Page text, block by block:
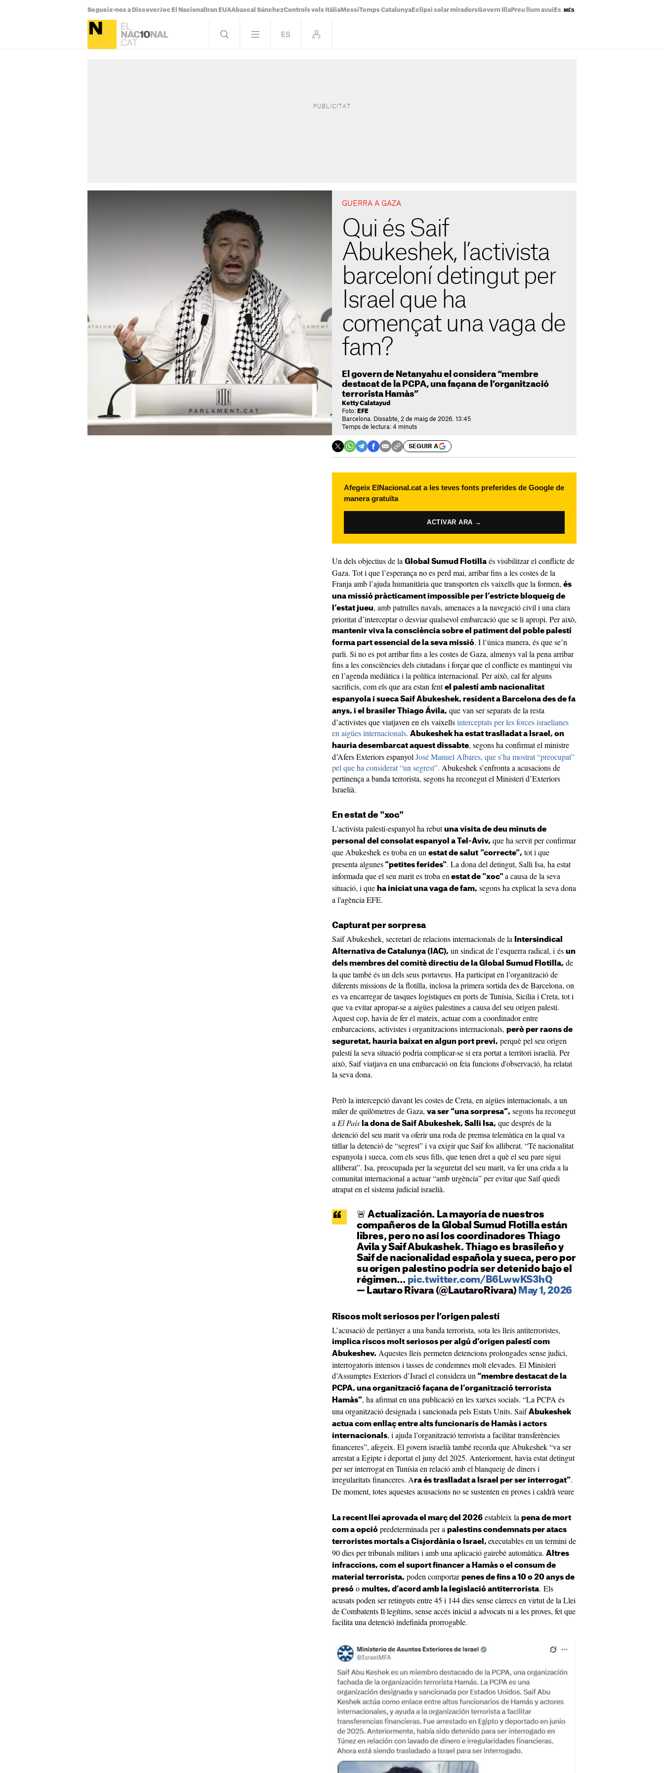
Segueix-nos a DiscoverJoc El Nacional Iran EUAAbascal SánchezControls vols Itàlia MessiTemps Catalunya Eclipsi solar miradorsGovern Illa Preu llum avui Estrenes Netflix
MÉS
GUERRA A GAZA
Qui és Saif
Abukeshek, l’activista
barceloní detingut per
Israel que ha
començat una vaga de
fam?
El govern de Netanyahu el considera “membre
destacat de la PCPA, una façana de l’organització
terrorista Hamàs”
Ketty Calatayud
Foto: EFE
Barcelona. Dissabte, 2 de maig de 2026. 13:45
Temps de lectura: 4 minuts
SEGUIR A
Afegeix ElNacional.cat a les teves fonts preferides de Google de
manera gratuïta
ACTIVAR ARA →
Un dels objectius de la Global Sumud Flotilla és visibilitzar el conflicte de
Gaza. Tot i que l’esperança no es perd mai, arribar fins a les costes de la
Franja amb l’ajuda humanitària que transporten els vaixells que la formen, és
una missió pràcticament impossible per l’estricte bloqueig de
l’estat jueu, amb patrulles navals, amenaces a la navegació civil i una clara
prioritat d’interceptar o desviar qualsevol embarcació que se li apropi. Per això,
mantenir viva la consciència sobre el patiment del poble palestí
forma part essencial de la seva missió. I l’única manera, és que se’n
parli. Si no es pot arribar fins a les costes de Gaza, almenys val la pena arribar
fins a les consciències dels ciutadans i forçar que el conflicte es mantingui viu
en l’agenda mediàtica i la política internacional. Per això, cal fer alguns
sacrificis, com els que ara estan fent el palestí amb nacionalitat
espanyola i sueca Saif Abukeshek, resident a Barcelona des de fa
anys, i el brasiler Thiago Ávila, que van ser separats de la resta
d’activistes que viatjaven en els vaixellsinterceptats per les forces israelianes
en aigües internacionals. Abukeshek ha estat traslladat a Israel, on
hauria desembarcat aquest dissabte, segons ha confirmat el ministre
d’Afers Exteriors espanyol José Manuel Albares, que s’ha mostrat “preocupat”
pel que ha considerat “un segrest”. Abukeshek s’enfronta a acusacions de
pertinença a banda terrorista, segons ha reconegut el Ministeri d’Exteriors
Israelià.
En estat de "xoc"
L'activista palestí-espanyol ha rebut una visita de deu minuts de
personal del consolat espanyol a Tel-Aviv, que ha servit per confirmar
que Abukeshek es troba en un estat de salut "correcte", tot i que
presenta algunes "petites ferides". La dona del detingut, Salli Isa, ha estat
informada que el seu marit es troba en estat de "xoc" a causa de la seva
situació, i que ha iniciat una vaga de fam, segons ha explicat la seva dona
a l'agència EFE.
Capturat per sorpresa
Saif Abukeshek, secretari de relacions internacionals de la
Intersindical
Alternativa de Catalunya (IAC), un sindicat de l’esquerra radical, i és un
dels membres del comitè directiu de la Global Sumud Flotilla, de
la que també és un dels seus portaveus. Ha participat en l’organització de
diferents missions de la flotilla, inclosa la primera sortida des de Barcelona, on
es va encarregar de tasques logístiques en ports de Tunísia, Sicília i Creta, tot i
que va evitar apropar-se a aigües palestines a causa del seu origen palestí.
Aquest cop, havia de fer el mateix, actuar com a coordinador entre
embarcacions, activistes i organitzacions internacionals, però per raons de
seguretat, hauria baixat en algun port previ, perquè pel seu origen
palestí la seva situació podria complicar-se si era portat a territori israelià. Per
això, Saif viatjava en una embarcació on feia funcions d'observació, ha relatat
la seva dona.
Però la intercepció davant les costes de Creta, en aigües internacionals, a un
miler de quilòmetres de Gaza, va ser “una sorpresa”, segons ha reconegut
a El País la dona de Saif Abukeshek, Salli Isa, que després de la
detenció del seu marit va oferir una roda de premsa telemàtica en la qual va
titllar la detenció de “segrest” i va exigir que Saif fos alliberat. “Té nacionalitat
espanyola i sueca, com els seus fills, que tenen dret a què el seu pare sigui
alliberat”. Isa, preocupada per la seguretat del seu marit, va fer una crida a la
comunitat internacional a actuar “amb urgència” per evitar que Saif quedi
atrapat en el sistema judicial israelià.
🚨 Actualización. La mayoría de nuestros
compañeros de la Global Sumud Flotilla están
libres, pero no así los coordinadores Thiago
Avila y Saif Abukashek. Thiago es brasileño y
Saif de nacionalidad española y sueca, pero por
su origen palestino podría ser detenido bajo el
régimen… pic.twitter.com/B6LwwKS3hQ
— Lautaro Rivara (@LautaroRivara) May 1, 2026
Riscos molt seriosos per l’origen palestí
L’acusació de pertànyer a una banda terrorista, sota les lleis antiterroristes,
implica riscos molt seriosos per algú d’origen palestí com
Abukeshev. Aquestes lleis permeten detencions prolongades sense judici,
interrogatoris intensos i tasses de condemnes molt elevades. El Ministeri
d’Assumptes Exteriors d’Israel el considera un “membre destacat de la
PCPA, una organització façana de l’organització terrorista
Hamàs”, ha afirmat en una publicació en les xarxes socials. “La PCPA és
una organització designada i sancionada pels Estats Units. Saif Abukeshek
actua com enllaç entre alts funcionaris de Hamàs i actors
internacionals, i ajuda l’organització terrorista a facilitar transferències
financeres”, afegeix. El govern israelià també recorda que Abukeshek “va ser
arrestat a Egipte i deportat el juny del 2025. Anteriorment, havia estat detingut
per ser interrogat en Tunísia en relació amb el blanqueig de diners i
irregularitats financeres. Ara és traslladat a Israel per ser interrogat”.
De moment, totes aquestes acusacions no se sustenten en proves i caldrà veure
La recent llei aprovada el març del 2026 estableix la pena de mort
com a opció predeterminada per a palestins condemnats per atacs
terroristes mortals a Cisjordània o Israel, executables en un termini de
90 dies per tribunals militars i amb una aplicació gairebé automàtica. Altres
infraccions, com el suport financer a Hamàs o el consum de
material terrorista, poden comportar penes de fins a 10 o 20 anys de
presó o multes, d’acord amb la legislació antiterrorista. Els
acusats poden ser retinguts entre 45 i 144 dies sense càrrecs en virtut de la Llei
de Combatents Il·legítims, sense accés inicial a advocats ni a les proves, fet que
facilita una detenció indefinida prorrogable.